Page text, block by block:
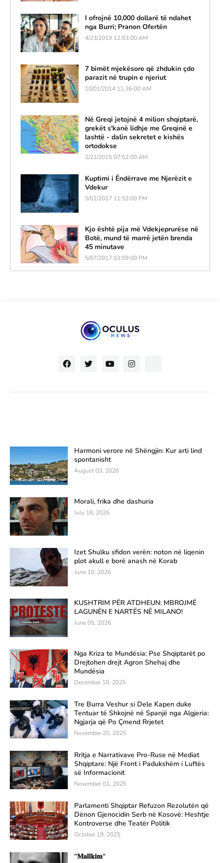
I ofrojnë 10,000 dollarë të ndahet
nga Burri; Pranon Ofertën
4/23/2019 12:03:00 AM
7 bimët mjekësore që zhdukin çdo
parazit në trupin e njeriut
10/01/2014 11:36:00 AM
Në Greqi jetojnë 4 milion shqiptarë,
grekët s'kanë lidhje me Greqinë e
lashtë - dalin sekretet e kishës
ortodokse
2/21/2015 07:52:00 AM
Kuptimi i Ëndërrave me Njerëzit e
Vdekur
5/01/2017 11:53:00 PM
Kjo është pija më Vdekjeprurëse në
Botë, mund të marrë jetën brenda
45 minutave
5/07/2017 03:09:00 PM
Harmoni verore në Shëngjin: Kur arti lind
spontanisht
August 03, 2026
Morali, frika dhe dashuria
July 18, 2026
Izet Shulku sfidon verën: noton në liqenin
plot akull e borë anash në Korab
June 10, 2026
KUSHTRIM PËR ATDHEUN: MBROJMË
LAGUNËN E NARTËS NË MILANO!
June 05, 2026
Nga Kriza te Mundësia: Pse Shqiptarët po
Drejtohen drejt Agron Shehaj dhe
Mundësia
December 10, 2025
Tre Burra Veshur si Dele Kapen duke
Tentuar të Shkojnë në Spanjë nga Algjeria:
Ngjarja që Po Çmend Rrjetet
November 20, 2025
Rritja e Narrativave Pro-Ruse në Mediat
Shqiptare: Një Front i Padukshëm i Luftës
së Informacionit
November 01, 2025
Parlamenti Shqiptar Refuzon Rezolutën që
Dënon Gjenocidin Serb në Kosovë: Heshtje
Kontroverse dhe Teatër Politik
October 19, 2025
"𝐌𝐚𝐥𝐥𝐤𝐢𝐦"